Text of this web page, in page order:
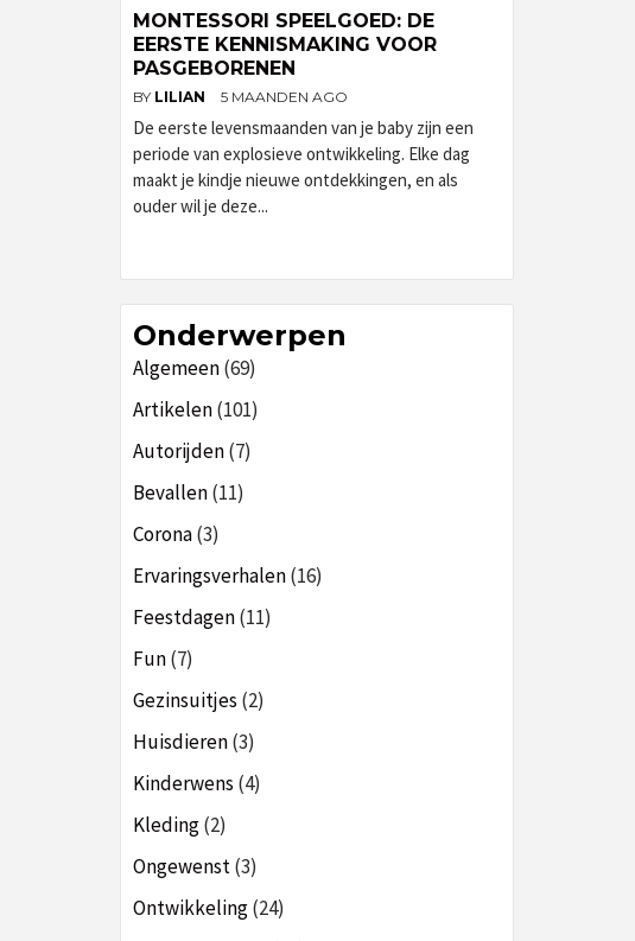
MONTESSORI SPEELGOED: DE
EERSTE KENNISMAKING VOOR
PASGEBORENEN
BY LILIAN 5 MAANDEN AGO
De eerste levensmaanden van je baby zijn een
periode van explosieve ontwikkeling. Elke dag
maakt je kindje nieuwe ontdekkingen, en als
ouder wil je deze...
Onderwerpen
Algemeen(69)
Artikelen(101)
Autorijden(7)
Bevallen(11)
Corona(3)
Ervaringsverhalen(16)
Feestdagen(11)
Fun(7)
Gezinsuitjes (2)
Huisdieren(3)
Kinderwens (4)
Kleding(2)
Ongewenst(3)
Ontwikkeling(24)